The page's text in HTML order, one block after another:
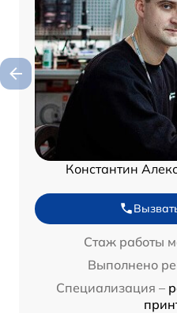
Константин
Стаж работы
Выполнено
Специализация –